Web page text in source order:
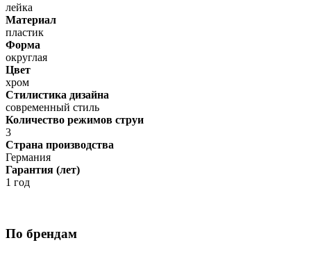
лейка
Материал
пластик
Форма
округлая
Цвет
хром
Стилистика дизайна
современный стиль
Количество режимов струи
3
Страна производства
Германия
Гарантия (лет)
1 год
По брендам